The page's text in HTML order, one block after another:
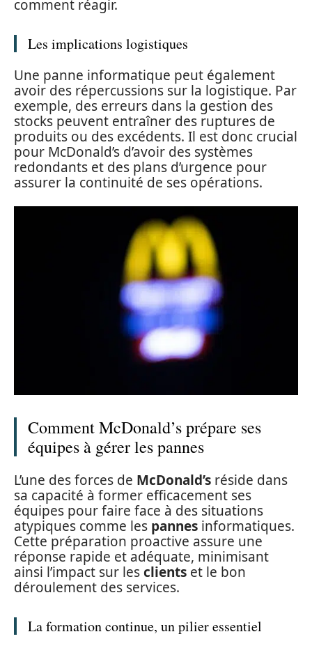
comment réagir.
Les implications logistiques
Une panne informatique peut également
avoir des répercussions sur la logistique. Par
exemple, des erreurs dans la gestion des
stocks peuvent entraîner des ruptures de
produits ou des excédents. Il est donc crucial
pour McDonald’s d’avoir des systèmes
redondants et des plans d’urgence pour
assurer la continuité de ses opérations.
Comment McDonald’s prépare ses
équipes à gérer les pannes
L’une des forces de McDonald’s réside dans
sa capacité à former efficacement ses
équipes pour faire face à des situations
atypiques comme les pannes informatiques.
Cette préparation proactive assure une
réponse rapide et adéquate, minimisant
ainsi l’impact sur lesclients et le bon
déroulement des services.
La formation continue, un pilier essentiel